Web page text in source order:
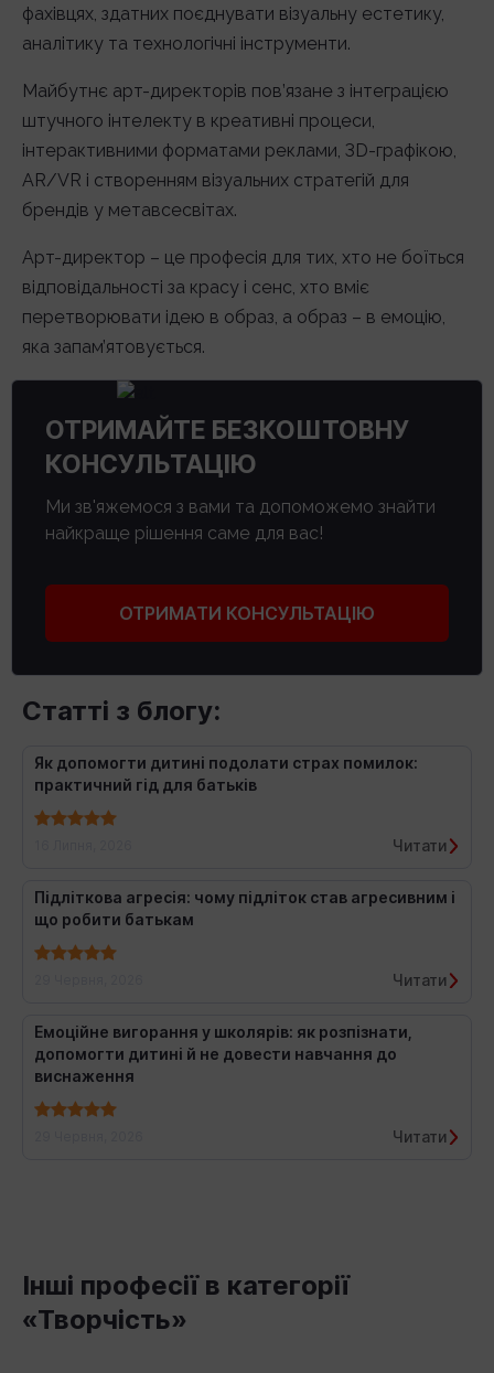
фахівцях, здатних поєднувати візуальну естетику,
аналітику та технологічні інструменти.
Майбутнє арт-директорів пов’язане з інтеграцією
штучного інтелекту в креативні процеси,
інтерактивними форматами реклами, 3D-графікою,
AR/VR і створенням візуальних стратегій для
брендів у метавсесвітах.
Арт-директор – це професія для тих, хто не боїться
відповідальності за красу і сенс, хто вміє
перетворювати ідею в образ, а образ – в емоцію,
яка запам’ятовується.
ОТРИМАЙТЕ БЕЗКОШТОВНУ
КОНСУЛЬТАЦІЮ
Ми зв'яжемося з вами та допоможемо знайти
найкраще рішення саме для вас!
ОТРИМАТИ КОНСУЛЬТАЦІЮ
Статті з блогу:
Як допомогти дитині подолати страх помилок:
практичний гід для батьків
Читати
Підліткова агресія: чому підліток став агресивним і
що робити батькам
Читати
Емоційне вигорання у школярів: як розпізнати,
допомогти дитині й не довести навчання до
виснаження
Читати
Інші професії в категорії
«Творчість»